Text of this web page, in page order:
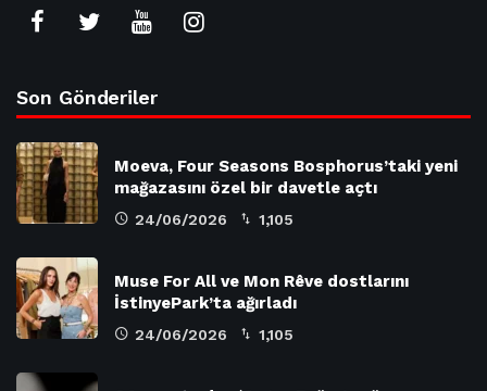
Son Gönderiler
Moeva, Four Seasons Bosphorus’taki yeni
mağazasını özel bir davetle açtı
24/06/2026 1,105
Muse For All ve Mon Rêve dostlarını
İstinyePark’ta ağırladı
24/06/2026 1,105